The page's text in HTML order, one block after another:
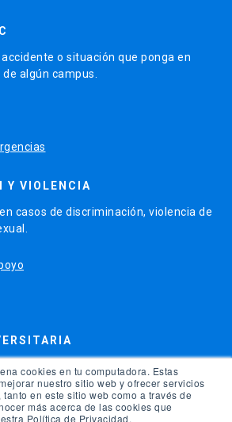
cookies en tu computadora. Estas
nuestro sitio web y ofrecer servicios
en este sitio web como a través de
más acerca de las cookies que
Política de Privacidad.
o situación que ponga en
algún campus.
Y VIOLENCIA
casos de discriminación, violencia de
y consejo si se ha vulnerado
en la universidad.